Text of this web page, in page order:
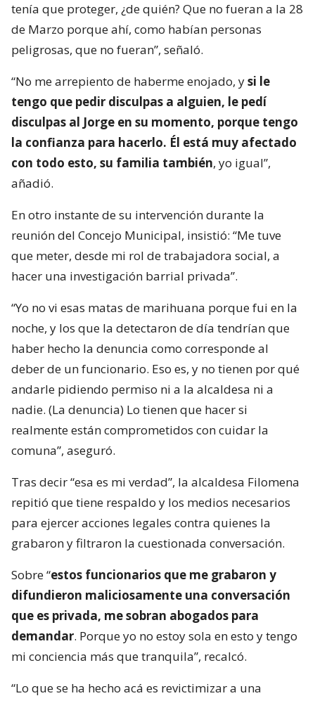
tenía que proteger, ¿de quién? Que no fueran a la 28
de Marzo porque ahí, como habían personas
peligrosas, que no fueran”, señaló.
“No me arrepiento de haberme enojado, ysi le
tengo que pedir disculpas a alguien, le pedí
disculpas al Jorge en su momento, porque tengo
la confianza para hacerlo. Él está muy afectado
con todo esto, su familia también, yo igual”,
añadió.
En otro instante de su intervención durante la
reunión del Concejo Municipal, insistió: “Me tuve
que meter, desde mi rol de trabajadora social, a
hacer una investigación barrial privada”.
“Yo no vi esas matas de marihuana porque fui en la
noche, y los que la detectaron de día tendrían que
haber hecho la denuncia como corresponde al
deber de un funcionario. Eso es, y no tienen por qué
andarle pidiendo permiso ni a la alcaldesa ni a
nadie. (La denuncia) Lo tienen que hacer si
realmente están comprometidos con cuidar la
comuna”, aseguró.
Tras decir “esa es mi verdad”, la alcaldesa Filomena
repitió que tiene respaldo y los medios necesarios
para ejercer acciones legales contra quienes la
grabaron y filtraron la cuestionada conversación.
Sobre “estos funcionarios que me grabaron y
difundieron maliciosamente una conversación
que es privada, me sobran abogados para
demandar. Porque yo no estoy sola en esto y tengo
mi conciencia más que tranquila”, recalcó.
“Lo que se ha hecho acá es revictimizar a una